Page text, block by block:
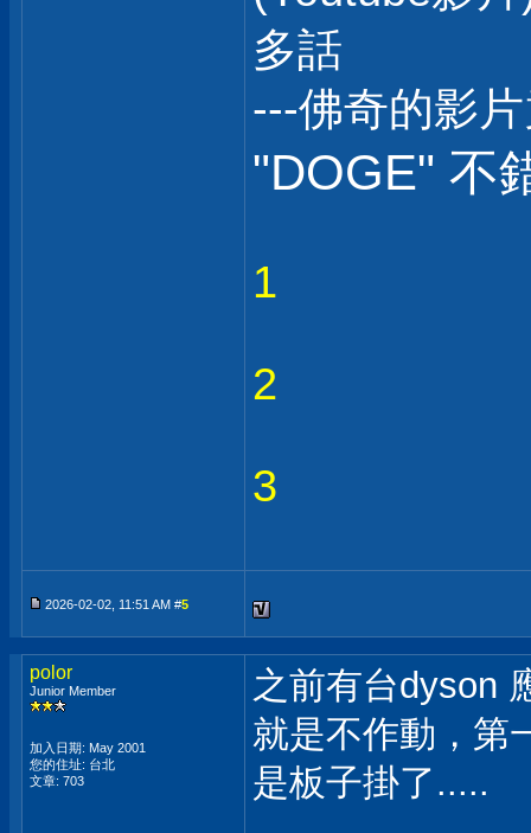
多話
---佛奇的影
"DOGE" 不
1
2
3
2026-02-02, 11:51 AM #5
polor
Junior Member
加入日期: May 2001
您的住址: 台北
文章: 703
之前有台dyson
就是不作動，第
是板子掛了.....